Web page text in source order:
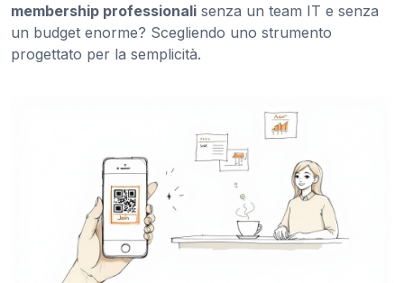
membership professionali senza un team IT e senza
un budget enorme? Scegliendo uno strumento
progettato per la semplicità.